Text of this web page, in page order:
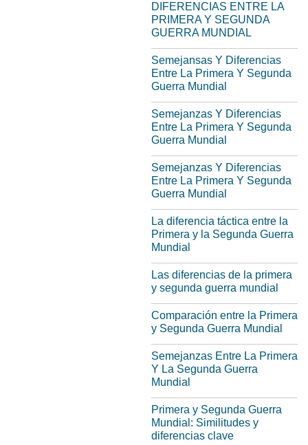
DIFERENCIAS ENTRE LA
PRIMERA Y SEGUNDA
GUERRA MUNDIAL
Semejansas Y Diferencias
Entre La Primera Y Segunda
Guerra Mundial
Semejanzas Y Diferencias
Entre La Primera Y Segunda
Guerra Mundial
Semejanzas Y Diferencias
Entre La Primera Y Segunda
Guerra Mundial
La diferencia táctica entre la
Primera y la Segunda Guerra
Mundial
Las diferencias de la primera
y segunda guerra mundial
Comparación entre la Primera
y Segunda Guerra Mundial
Semejanzas Entre La Primera
Y La Segunda Guerra
Mundial
Primera y Segunda Guerra
Mundial: Similitudes y
diferencias clave